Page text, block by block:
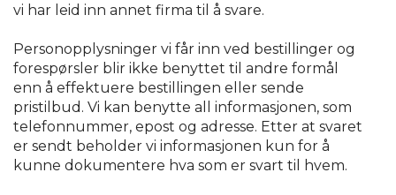
vi har leid inn annet firma til å svare.
Personopplysninger vi får inn ved bestillinger og
forespørsler blir ikke benyttet til andre formål
enn å effektuere bestillingen eller sende
pristilbud. Vi kan benytte all informasjonen, som
telefonnummer, epost og adresse. Etter at svaret
er sendt beholder vi informasjonen kun for å
kunne dokumentere hva som er svart til hvem.